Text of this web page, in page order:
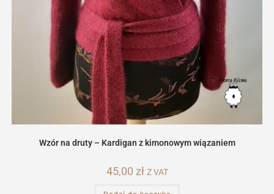
Wzór na druty – Kardigan z kimonowym wiązaniem
45,00 zł Z VAT